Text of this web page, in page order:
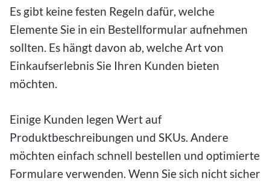
Es gibt keine festen Regeln dafür, welche
Elemente Sie in ein Bestellformular aufnehmen
sollten. Es hängt davon ab, welche Art von
Einkaufserlebnis Sie Ihren Kunden bieten
möchten.
Einige Kunden legen Wert auf
Produktbeschreibungen und SKUs. Andere
möchten einfach schnell bestellen und optimierte
Formulare verwenden. Wenn Sie sich nicht sicher